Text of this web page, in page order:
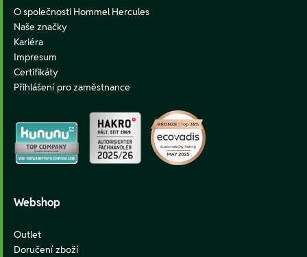
O společnosti Hommel Hercules
Naše značky
Kariéra
Impresum
Certifikáty
Přihlášení pro zaměstnance
Webshop
Outlet
Doručení zboží